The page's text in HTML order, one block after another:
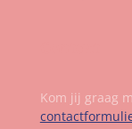
Kom jij graag